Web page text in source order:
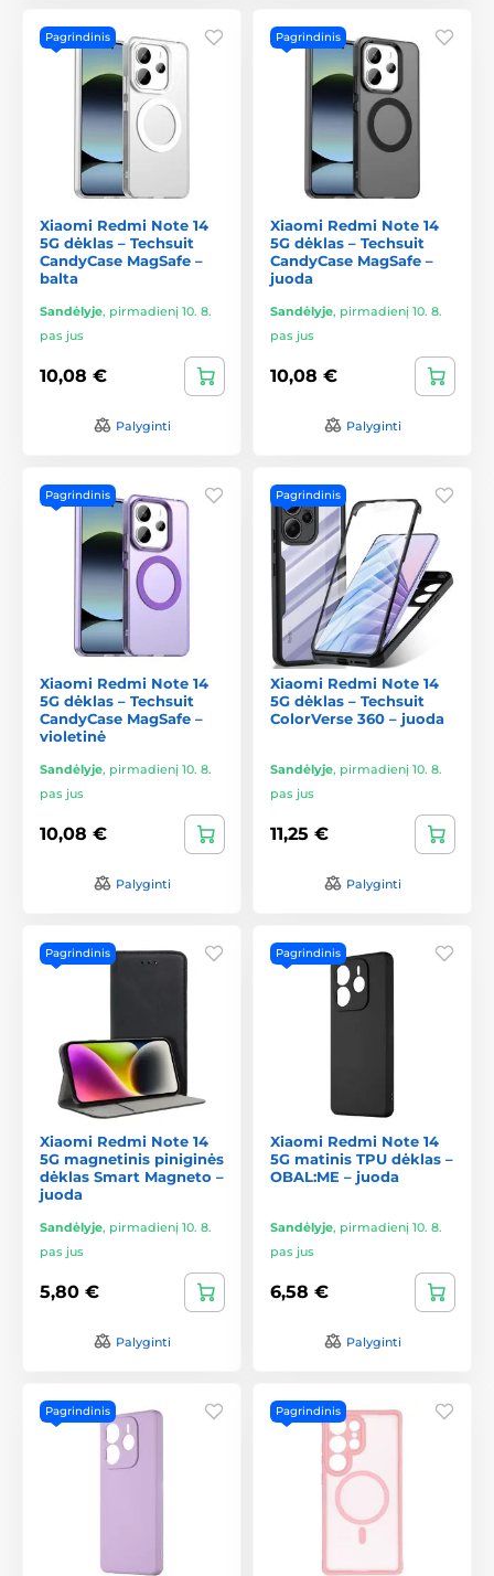
Pagrindinis
Xiaomi Redmi Note 14
5G dėklas – Techsuit
CandyCase MagSafe –
balta
Sandėlyje, pirmadienį 10. 8.
pas jus
10,08 €
Palyginti
Pagrindinis
Xiaomi Redmi Note 14
5G dėklas – Techsuit
CandyCase MagSafe –
juoda
Sandėlyje, pirmadienį 10. 8.
pas jus
10,08 €
Palyginti
Pagrindinis
Xiaomi Redmi Note 14
5G dėklas – Techsuit
CandyCase MagSafe –
violetinė
Sandėlyje, pirmadienį 10. 8.
pas jus
10,08 €
Palyginti
Pagrindinis
Xiaomi Redmi Note 14
5G dėklas – Techsuit
ColorVerse 360 – juoda
Sandėlyje, pirmadienį 10. 8.
pas jus
11,25 €
Palyginti
Pagrindinis
Xiaomi Redmi Note 14
5G magnetinis piniginės
dėklas Smart Magneto –
juoda
Sandėlyje, pirmadienį 10. 8.
pas jus
5,80 €
Palyginti
Pagrindinis
Xiaomi Redmi Note 14
5G matinis TPU dėklas –
OBAL:ME – juoda
Sandėlyje, pirmadienį 10. 8.
pas jus
6,58 €
Palyginti
Pagrindinis Pagrindinis